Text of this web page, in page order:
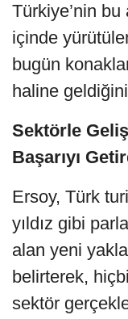
Türkiye’nin
içinde
bugün
haline
Sektörle
Başarıyı
Ersoy, Türk
yıldız gibi
alan yeni
belirterek,
sektör